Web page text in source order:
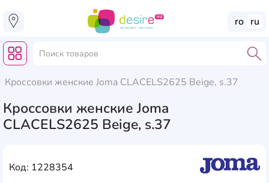
ro ru
Кроссовки женские Joma CLACELS2625 Beige, s.37
Кроссовки женские Joma
CLACELS2625 Beige, s.37
Код: 1228354